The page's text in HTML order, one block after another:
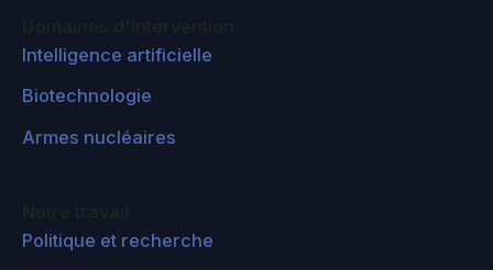
Intelligence artificielle
Biotechnologie
Armes nucléaires
Politique et recherche